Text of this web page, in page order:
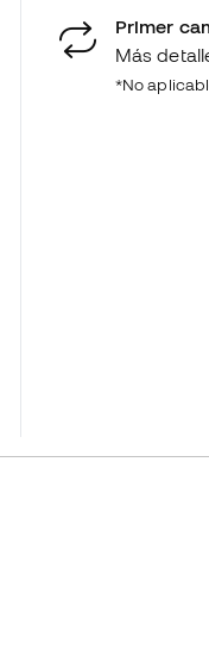
Primer
Más
*No